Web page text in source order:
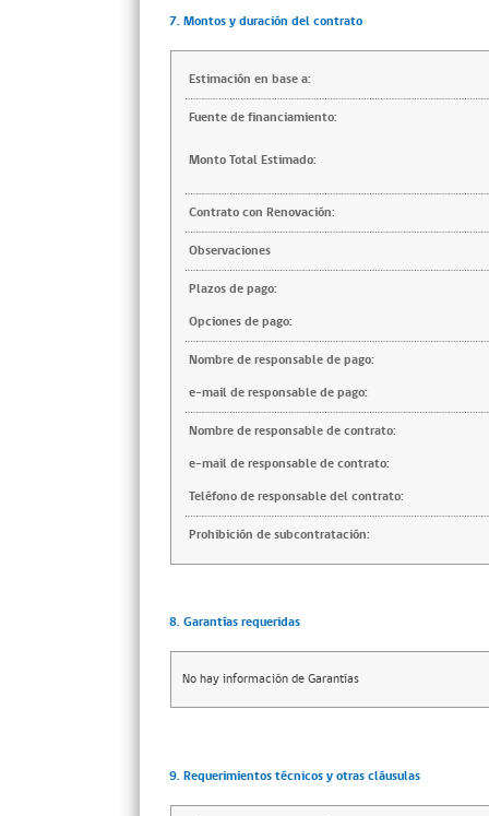
7. Montos y duración del contrato
Estimación en base a:
Fuente de financiamiento:
Monto Total Estimado:
Contrato con Renovación:
Observaciones
Plazos de pago:
Opciones de pago:
Nombre de responsable de pago:
e-mail de responsable de pago:
Nombre de responsable de contrato:
e-mail de responsable de contrato:
Teléfono de responsable del contrato:
Prohibición de subcontratación:
8. Garantías requeridas
No hay información de Garantías
9. Requerimientos técnicos y otras cláusulas